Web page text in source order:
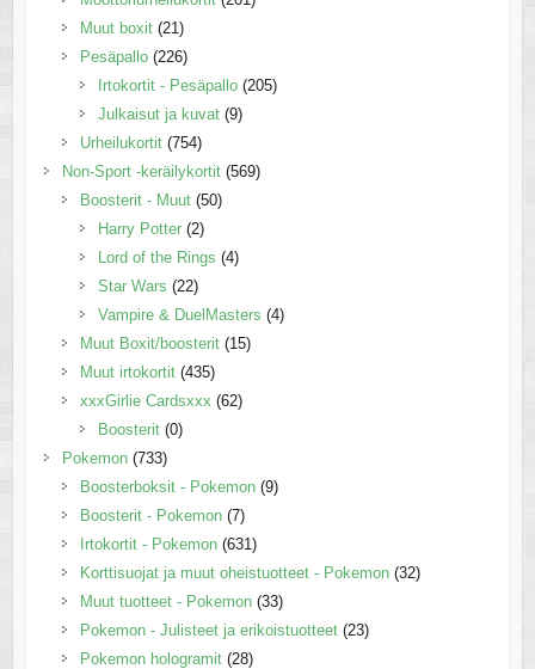
Muut boxit (21)
Pesäpallo (226)
Irtokortit - Pesäpallo (205)
Julkaisut ja kuvat (9)
Urheilukortit (754)
Non-Sport -keräilykortit (569)
Boosterit - Muut (50)
Harry Potter (2)
Lord of the Rings (4)
Star Wars (22)
Vampire & DuelMasters (4)
Muut Boxit/boosterit (15)
Muut irtokortit (435)
xxxGirlie Cardsxxx (62)
Boosterit (0)
Pokemon (733)
Boosterboksit - Pokemon (9)
Boosterit - Pokemon (7)
Irtokortit - Pokemon (631)
Korttisuojat ja muut oheistuotteet - Pokemon (32)
Muut tuotteet - Pokemon (33)
Pokemon - Julisteet ja erikoistuotteet (23)
Pokemon hologramit (28)